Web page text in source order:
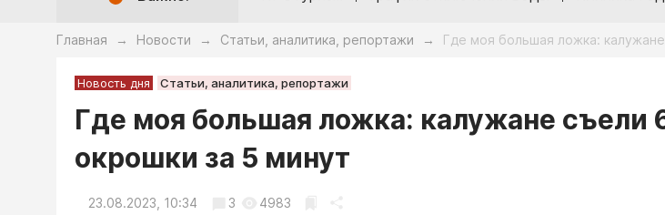
Главная → Новости → Статьи, аналитика, репортажи → Где моя большая ложка:
Новость дня Статьи, аналитика, репортажи
Где моя большая ложка: калужане съели
окрошки за 5 минут
23.08.2023, 10:34 3 4983